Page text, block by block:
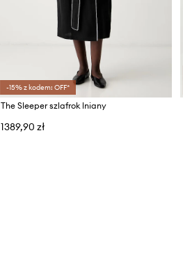
-15% z kodem: OFF*
The Sleeper szlafrok lniany
1389,90 zł